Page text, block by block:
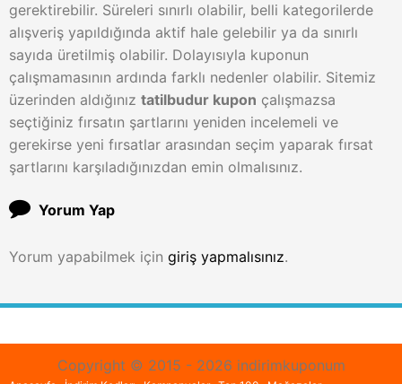
gerektirebilir. Süreleri sınırlı olabilir, belli kategorilerde
alışveriş yapıldığında aktif hale gelebilir ya da sınırlı
sayıda üretilmiş olabilir. Dolayısıyla kuponun
çalışmamasının ardında farklı nedenler olabilir. Sitemiz
üzerinden aldığınız tatilbudur kupon çalışmazsa
seçtiğiniz fırsatın şartlarını yeniden incelemeli ve
gerekirse yeni fırsatlar arasından seçim yaparak fırsat
şartlarını karşıladığınızdan emin olmalısınız.
Yorum Yap
Yorum yapabilmek için giriş yapmalısınız.
Copyright © 2015 - 2026 indirimkuponum